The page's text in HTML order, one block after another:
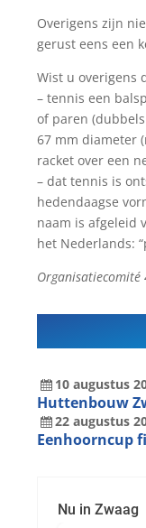
Overigens zijn
gerust eens een
Wist u overigens
– tennis een
of paren
67 mm diameter
racket over een
– dat tennis is
hedendaagse
naam is afgeleid
het Nederlands:
Organisatiecomité
10 augustus
Huttenbouw
22 augustus
Eenhoorncup